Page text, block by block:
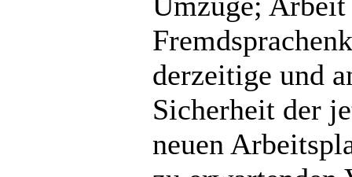
derzeitige und
Sicherheit der
neuen